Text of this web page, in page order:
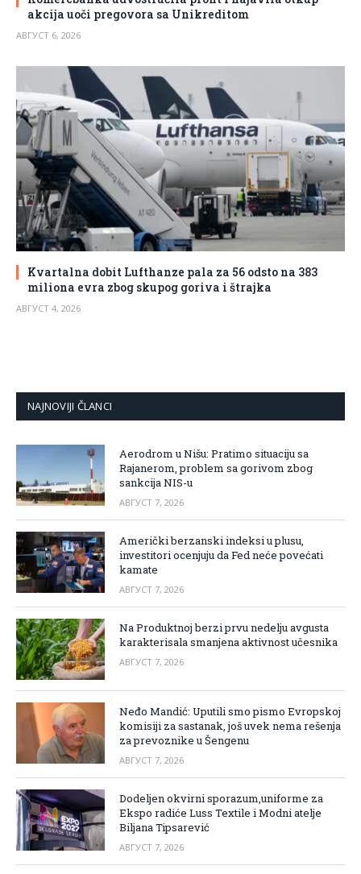
akcija uoči pregovora sa Unikreditom
АВГУСТ 6, 2026
Kvartalna dobit Lufthanze pala za 56 odsto na 383
miliona evra zbog skupog goriva i štrajka
АВГУСТ 4, 2026
NAJNOVIJI ČLANCI
Aerodrom u Nišu: Pratimo situaciju sa
Rajanerom, problem sa gorivom zbog
sankcija NIS-u
АВГУСТ 7, 2026
Američki berzanski indeksi u plusu,
investitori ocenjuju da Fed neće povećati
kamate
АВГУСТ 7, 2026
Na Produktnoj berzi prvu nedelju avgusta
karakterisala smanjena aktivnost učesnika
АВГУСТ 7, 2026
Neđo Mandić: Uputili smo pismo Evropskoj
komisiji za sastanak, još uvek nema rešenja
za prevoznike u Šengenu
АВГУСТ 7, 2026
Dodeljen okvirni sporazum,uniforme za
Ekspo radiće Luss Textile i Modni atelje
Biljana Tipsarević
АВГУСТ 7, 2026